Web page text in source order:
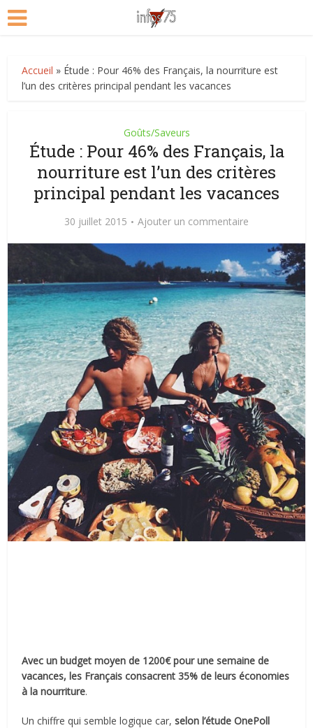
Accueil » Étude : Pour 46% des Français, la nourriture est
l’un des critères principal pendant les vacances
Goûts/Saveurs
Étude : Pour 46% des Français, la
nourriture est l’un des critères
principal pendant les vacances
30 juillet 2015 Ajouter un commentaire
Avec un budget moyen de 1200€ pour une semaine de
vacances, les Français consacrent 35% de leurs économies
à la nourriture.
Un chiffre qui semble logique car,selon l’étude OnePoll